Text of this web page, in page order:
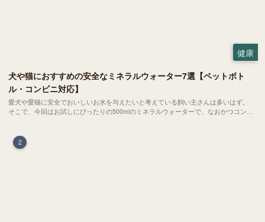
健康
犬や猫におすすめの安全なミネラルウォーター7選【ペットボト
ル・コンビニ対応】
愛犬や愛猫に安全でおいしいお水を与えたいと考えている飼い主さんは多いはず。
そこで、今回はお試しにぴったりの500mlのミネラルウォーターで、なおかつコンビ
2